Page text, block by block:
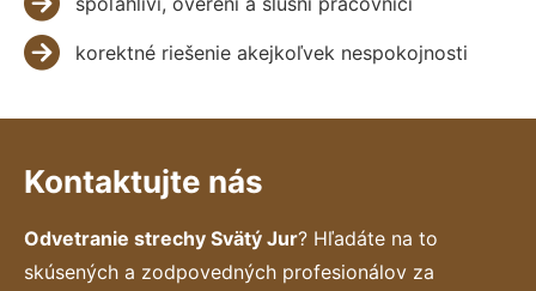
korektné riešenie akejkoľvek nespokojnosti
Kontaktujte nás
Odvetranie strechy Svätý Jur? Hľadáte na to
skúsených a zodpovedných profesionálov za